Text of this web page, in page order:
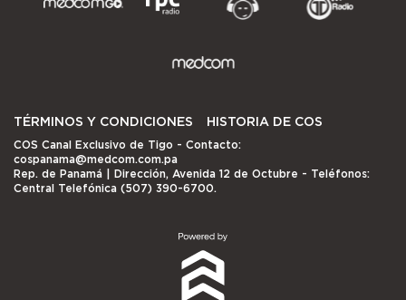
TÉRMINOS Y CONDICIONES HISTORIA DE COS
COS Canal Exclusivo de Tigo - Contacto:
cospanama@medcom.com.pa
Rep. de Panamá | Dirección, Avenida 12 de Octubre - Teléfonos:
Central Telefónica (507) 390-6700.